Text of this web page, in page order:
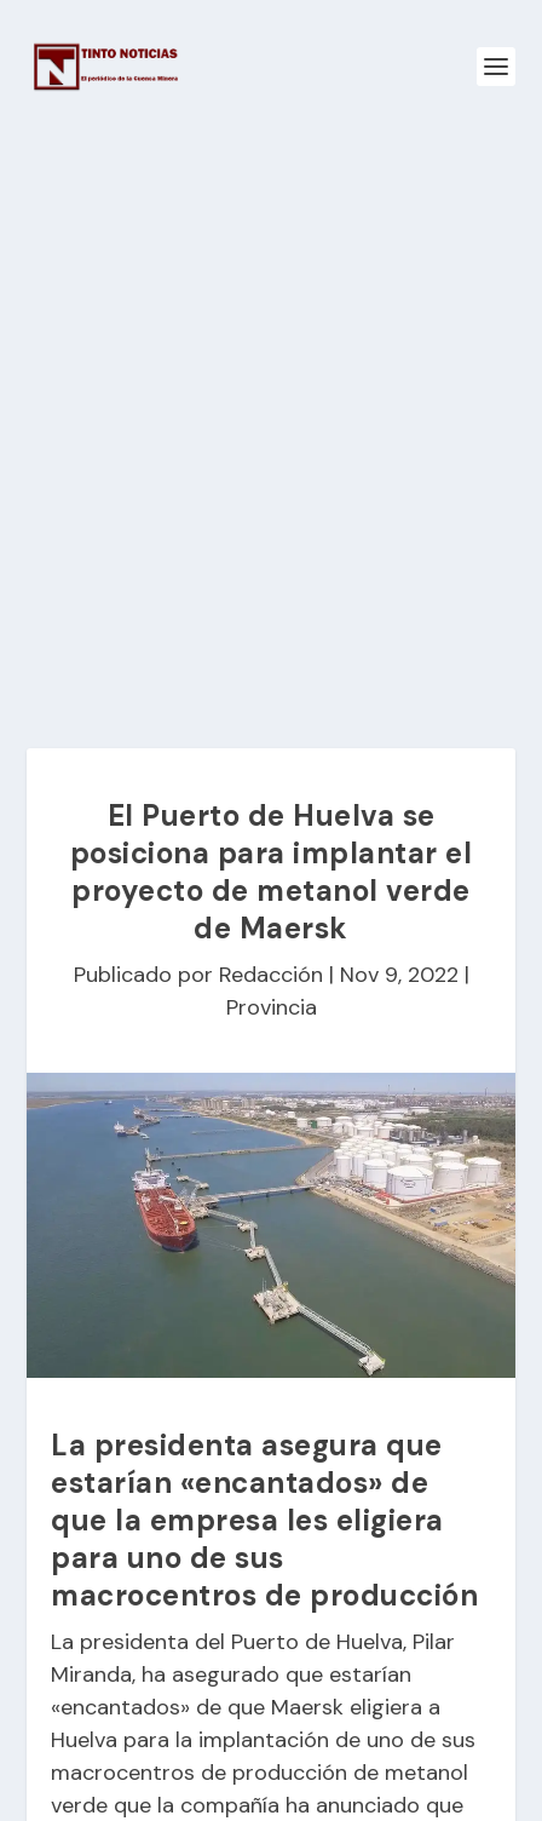
El Puerto de Huelva se
posiciona para implantar el
proyecto de metanol verde
de Maersk
Publicado por Redacción | Nov 9, 2022 |
Provincia
La presidenta asegura que
estarían «encantados» de
que la empresa les eligiera
para uno de sus
macrocentros de producción
La presidenta del Puerto de Huelva, Pilar
Miranda, ha asegurado que estarían
«encantados» de que Maersk eligiera a
Huelva para la implantación de uno de sus
macrocentros de producción de metanol
verde que la compañía ha anunciado que